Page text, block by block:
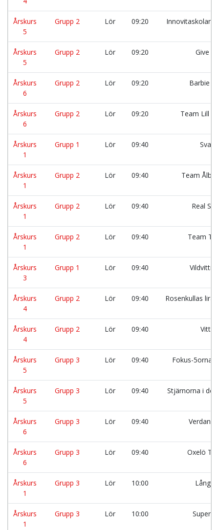
Årskurs
5
Grupp 2 Lör 09:20 Innovitaskolan
Årskurs
5
Grupp 2 Lör 09:20 Give
Årskurs
6
Grupp 2 Lör 09:20 Barbie
Årskurs
6
Grupp 2 Lör 09:20 Team Lill
Årskurs
1
Grupp 1 Lör 09:40
Årskurs
1
Grupp 2 Lör 09:40 Team
Årskurs
1
Grupp 2 Lör 09:40 Real
Årskurs
1
Grupp 2 Lör 09:40 Team
Årskurs
3
Grupp 1 Lör 09:40
Årskurs
4
Grupp 2 Lör 09:40 Rosenkullas
Årskurs
4
Grupp 2 Lör 09:40
Årskurs
5
Grupp 3 Lör 09:40 Fokus-5orna
Årskurs
5
Grupp 3 Lör 09:40 Stjärnorna i
Årskurs
6
Grupp 3 Lör 09:40
Årskurs
6
Grupp 3 Lör 09:40 Oxelö
Årskurs
1
Grupp 3 Lör 10:00
Årskurs
1
Grupp 3 Lör 10:00